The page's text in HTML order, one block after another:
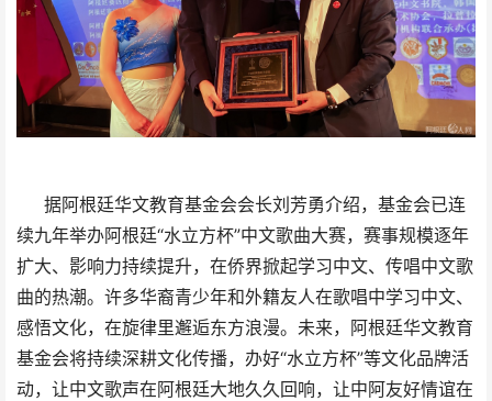
据阿根廷华文教育基金会会长刘芳勇介绍，基金会已连
续九年举办阿根廷“水立方杯”中文歌曲大赛，赛事规模逐年
扩大、影响力持续提升，在侨界掀起学习中文、传唱中文歌
曲的热潮。许多华裔青少年和外籍友人在歌唱中学习中文、
感悟文化，在旋律里邂逅东方浪漫。未来，阿根廷华文教育
基金会将持续深耕文化传播，办好“水立方杯”等文化品牌活
动，让中文歌声在阿根廷大地久久回响，让中阿友好情谊在